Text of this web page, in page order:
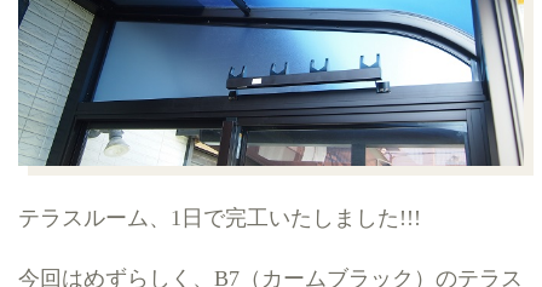
テラスルーム、1 日で完工いたしました !!!
今回はめずらしく、 B7 （カームブラック）のテラス